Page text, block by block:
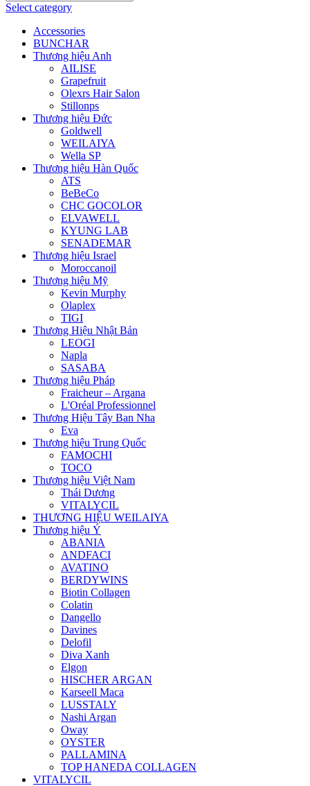
Select category
Accessories
BUNCHAR
Thương hiệu Anh
AILISE
Grapefruit
Olexrs Hair Salon
Stillonps
Thương hiệu Đức
Goldwell
WEILAIYA
Wella SP
Thương hiệu Hàn Quốc
ATS
BeBeCo
CHC GOCOLOR
ELVAWELL
KYUNG LAB
SENADEMAR
Thương hiệu Israel
Moroccanoil
Thương hiệu Mỹ
Kevin Murphy
Olaplex
TIGI
Thương Hiệu Nhật Bản
LEOGI
Napla
SASABA
Thương hiệu Pháp
Fraicheur – Argana
L'Oréal Professionnel
Thương Hiệu Tây Ban Nha
Eva
Thương hiệu Trung Quốc
FAMOCHI
TOCO
Thương hiệu Việt Nam
Thái Dương
VITALYCIL
THƯƠNG HIỆU WEILAIYA
Thương hiệu Ý
ABANIA
ANDFACI
AVATINO
BERDYWINS
Biotin Collagen
Colatin
Dangello
Davines
Delofil
Diva Xanh
Elgon
HISCHER ARGAN
Karseell Maca
LUSSTALY
Nashi Argan
Oway
OYSTER
PALLAMINA
TOP HANEDA COLLAGEN
VITALYCIL